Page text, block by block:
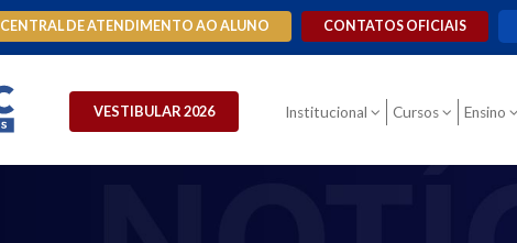
CENTRAL DE ATENDIMENTO AO ALUNO CONTATOS OFICIAIS
VESTIBULAR 2026 Institucional Cursos Ensino